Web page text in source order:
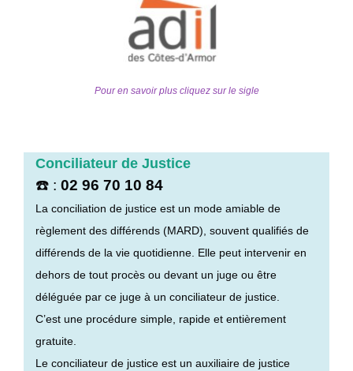
Pour en savoir plus cliquez sur le sigle
Conciliateur de Justice
☎️ : 02 96 70 10 84
La conciliation de justice est un mode amiable de
règlement des différends (MARD), souvent qualifiés de
différends de la vie quotidienne. Elle peut intervenir en
dehors de tout procès ou devant un juge ou être
déléguée par ce juge à un conciliateur de justice.
C’est une procédure simple, rapide et entièrement
gratuite.
Le conciliateur de justice est un auxiliaire de justice